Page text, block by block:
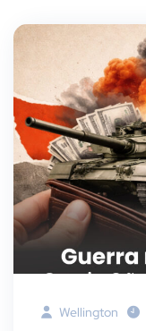
Wellington